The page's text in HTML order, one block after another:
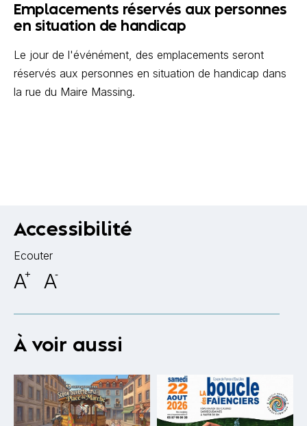
Emplacements réservés aux personnes
en situation de handicap
Le jour de l'événément, des emplacements seront
réservés aux personnes en situation de handicap dans
la rue du Maire Massing.
Accessibilité
Ecouter
A+ A-
À voir aussi